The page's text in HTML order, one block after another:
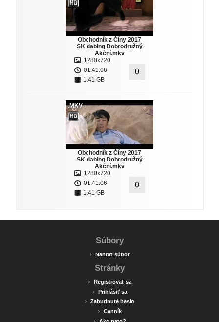
Obchodník z Číny 2017
SK dabing Dobrodružný
Akční.mkv
1280x720
01:41:06
1.41 GB
0
.MKV
Obchodník z Číny 2017
SK dabing Dobrodružný
Akční.mkv
1280x720
01:41:06
1.41 GB
0
Súbory
› Nahrať súbor
Stránky
› Registrovať sa
› Prihlásiť sa
› Zabudnuté heslo
› Cenník